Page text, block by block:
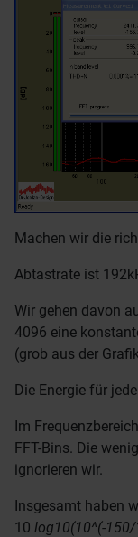
Machen wir die
Abtastrate ist
Wir gehen davon
4096 eine
(grob aus der
Die Energie für
Im
FFT-Bins. Die
ignorieren wir.
Insgesamt haben
10 log10(10^(-150/